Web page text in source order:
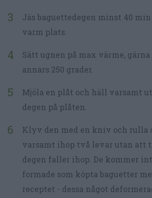
Jäs baguettedegen minst 40
varm plats.
Sätt ugnen på max värme, gärna
annars 250 grader.
Mjöla en plåt och häll varsamt
degen på plåten.
Klyv den med en kniv och rulla
varsamt ihop två levar utan att
degen faller ihop. De kommer
formade som köpta baguetter
receptet - dessa något